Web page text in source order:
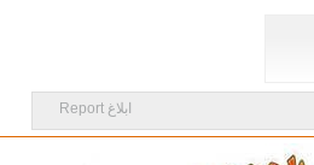
ابلاغ Report